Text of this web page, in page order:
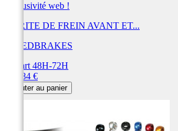
Exclusivité web !
DURITE DE FREIN AVANT ET...
SPEEDBRAKES
Départ 48H-72H
456,84 €
Ajouter au panier